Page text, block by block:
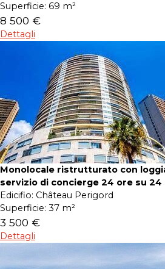
Superficie: 69 m²
8 500 €
Dettagli
Monolocale ristrutturato con
servizio di concierge 24 ore su 24
Edicifio: Château Perigord
Superficie: 37 m²
3 500 €
Dettagli